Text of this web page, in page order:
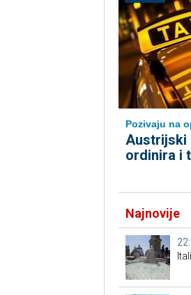
Pozivaju na
Austrijski
ordinira i
Najnovije